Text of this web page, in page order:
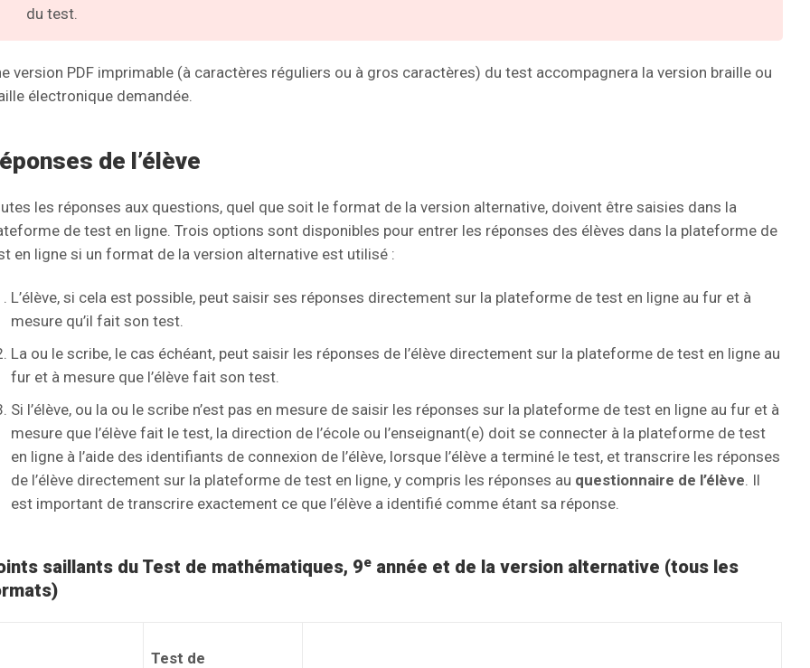
du test.
version PDF imprimable (à caractères réguliers ou à gros caractères) du test accompagnera la version braille ou
électronique demandée.
de l’élève
les réponses aux questions, quel que soit le format de la version alternative, doivent être saisies dans la
de test en ligne. Trois options sont disponibles pour entrer les réponses des élèves dans la plateforme de
en ligne si un format de la version alternative est utilisé :
L’élève, si cela est possible, peut saisir ses réponses directement sur la plateforme de test en ligne au fur et à
mesure qu’il fait son test.
La ou le scribe, le cas échéant, peut saisir les réponses de l’élève directement sur la plateforme de test en ligne au
fur et à mesure que l’élève fait son test.
Si l’élève, ou la ou le scribe n’est pas en mesure de saisir les réponses sur la plateforme de test en ligne au fur et à
mesure que l’élève fait le test, la direction de l’école ou l’enseignant(e) doit se connecter à la plateforme de test
en ligne à l’aide des identifiants de connexion de l’élève, lorsque l’élève a terminé le test, et transcrire les réponses
de l’élève directement sur la plateforme de test en ligne, y compris les réponses au questionnaire de l’élève. Il
est important de transcrire exactement ce que l’élève a identifié comme étant sa réponse.
saillants du Test de mathématiques, 9e année et de la version alternative (tous les
Test de